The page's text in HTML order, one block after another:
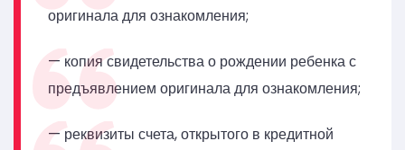
оригинала для ознакомления;
— копия свидетельства о рождении ребенка с
предъявлением оригинала для ознакомления;
— реквизиты счета, открытого в кредитной